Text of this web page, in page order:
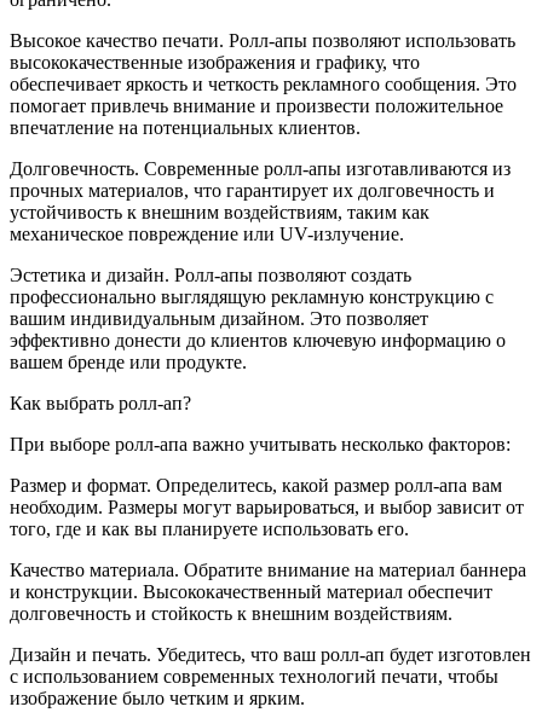
Высокое качество печати. Ролл-апы позволяют использовать
высококачественные изображения и графику, что
обеспечивает яркость и четкость рекламного сообщения. Это
помогает привлечь внимание и произвести положительное
впечатление на потенциальных клиентов.
Долговечность. Современные ролл-апы изготавливаются из
прочных материалов, что гарантирует их долговечность и
устойчивость к внешним воздействиям, таким как
механическое повреждение или UV-излучение.
Эстетика и дизайн. Ролл-апы позволяют создать
профессионально выглядящую рекламную конструкцию с
вашим индивидуальным дизайном. Это позволяет
эффективно донести до клиентов ключевую информацию о
вашем бренде или продукте.
Как выбрать ролл-ап?
При выборе ролл-апа важно учитывать несколько факторов:
Размер и формат. Определитесь, какой размер ролл-апа вам
необходим. Размеры могут варьироваться, и выбор зависит от
того, где и как вы планируете использовать его.
Качество материала. Обратите внимание на материал баннера
и конструкции. Высококачественный материал обеспечит
долговечность и стойкость к внешним воздействиям.
Дизайн и печать. Убедитесь, что ваш ролл-ап будет изготовлен
с использованием современных технологий печати, чтобы
изображение было четким и ярким.